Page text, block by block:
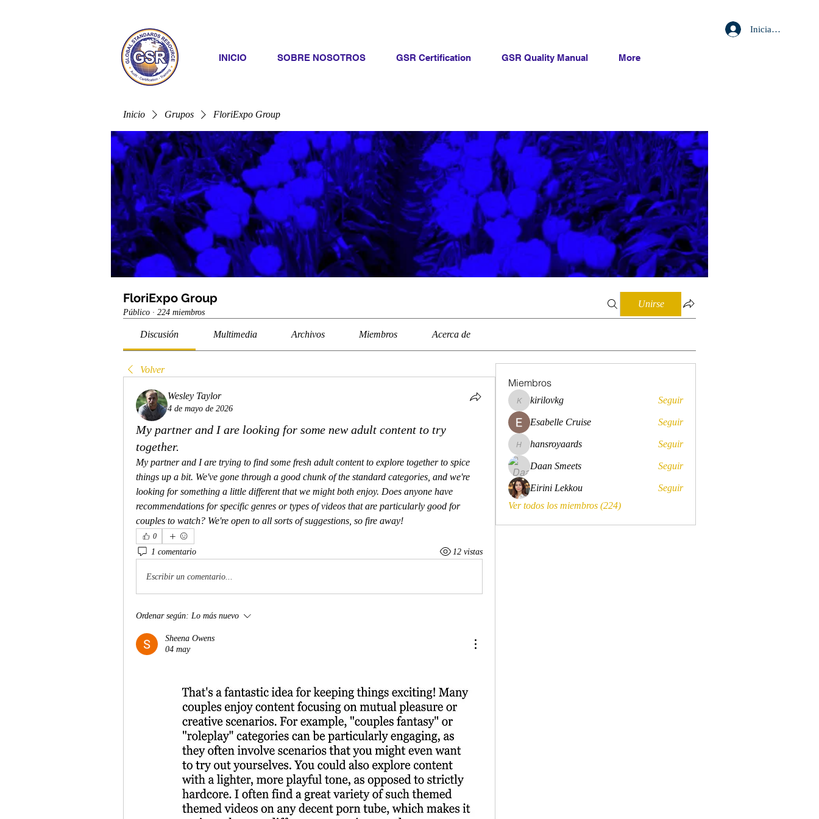
INICIO SOBRE NOSOTROS GSR Certification GSR Quality Manual More
Iniciar sesión
Inicio Grupos FloriExpo Group
FloriExpo Group
Público · 224 miembros
Unirse
Discusión Multimedia Archivos Miembros Acerca de
Volver
Wesley Taylor
4 de mayo de 2026
My partner and I are looking for some new adult content to try
together.
My partner and I are trying to find some fresh adult content to explore together to spice
things up a bit. We've gone through a good chunk of the standard categories, and we're
looking for something a little different that we might both enjoy. Does anyone have
recommendations for specific genres or types of videos that are particularly good for
couples to watch? We're open to all sorts of suggestions, so fire away!
0
1 comentario 12 vistas
Escribir un comentario...
Ordenar según: Lo más nuevo
Sheena Owens
04 may
Miembros
kirilovkg
kirilovkg Seguir
Esabelle Cruise Seguir
hansroyaards
hansroyaards Seguir
Daan Smeets Seguir
Eirini Lekkou
Seguir
Ver todos los miembros (224)